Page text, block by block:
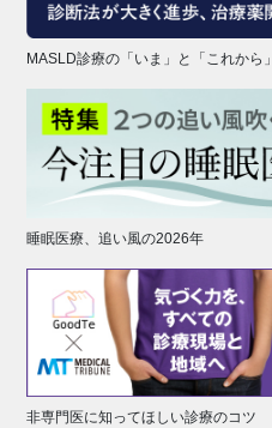
MASLD診療の「いま」と「これから」
睡眠医療、追い風の2026年
非専門医に知ってほしい診療のコツ